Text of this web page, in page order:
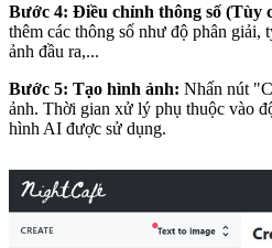
Bước 4: Điều chỉnh thông số (Tùy
thêm các thông số như độ phân
ảnh đầu ra,...
Bước 5: Tạo hình ảnh: Nhấn nút
ảnh. Thời gian xử lý phụ thuộc vào
hình AI được sử dụng.